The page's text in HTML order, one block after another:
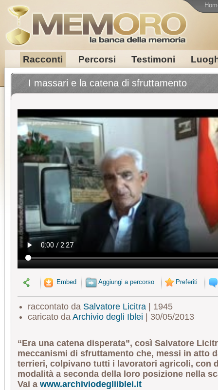
Racconti Percorsi Testimoni
I massari e la catena di sfruttamento
Embed Aggiungi a percorso Preferiti
raccontato da Salvatore Licitra| 1945
caricato da Archivio degli Iblei | 30/05/2013
“Era una catena disperata”, così Salvatore
meccanismi di sfruttamento che, messi in atto
terrieri, colpivano tutti i lavoratori agricoli, con
modalità a seconda della loro posizione nella
Vai a www.archiviodegliiblei.it